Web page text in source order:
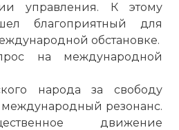
управления. К этому
благоприятный для
обстановке.
на международной
народа за свободу
резонанс.
движение